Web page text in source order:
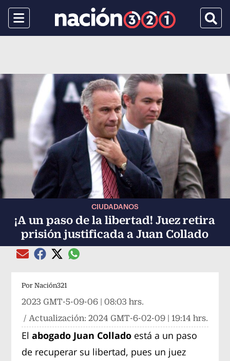
Menu
CIUDADANOS
¡A un paso de la libertad! Juez retira
prisión justificada a Juan Collado
Compartir el artículo actual mediante Email
Compartir el artículo actual mediante Facebook
Compartir el artículo actual mediante Twitter
Compartir el artículo actual mediante
Por Nación321
2023 GMT-5-09-06 | 08:03 hrs.
/ Actualización:2024 GMT-6-02-09 | 19:14 hrs.
Elabogado Juan Collado está a un paso
de recuperar su libertad, pues un juez